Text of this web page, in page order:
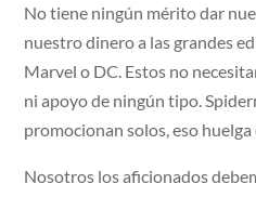
No tiene ningún mérito dar
nuestro dinero a las grandes
Marvel o DC. Estos no
ni apoyo de ningún tipo.
promocionan solos, eso
Nosotros los aficionados